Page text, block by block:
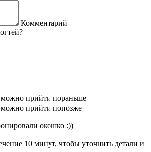
Комментарий
прийти пораньше
прийти попозже
окошко :))
10 минут, чтобы уточнить детали и